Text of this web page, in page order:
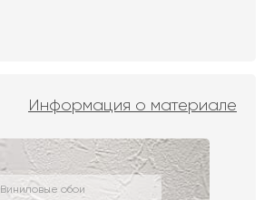
Информация о материале
Виниловые обои